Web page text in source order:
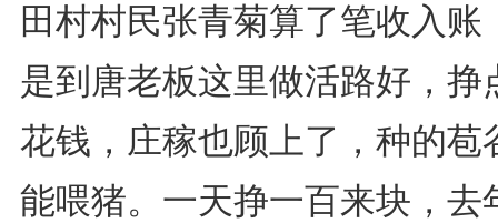
田村村民张青菊算了笔收入账
是到唐老板这里做活路好，挣
花钱，庄稼也顾上了，种的苞
能喂猪。一天挣一百来块，去